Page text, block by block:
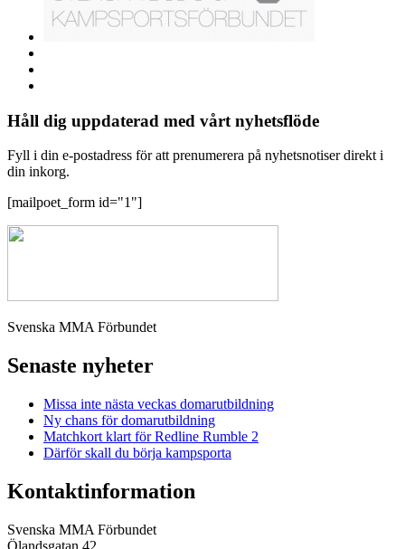
Håll dig uppdaterad med vårt nyhetsflöde
Fyll i din e-postadress för att prenumerera på nyhetsnotiser direkt i
din inkorg.
[mailpoet_form id="1"]
Svenska MMA Förbundet
Senaste nyheter
Missa inte nästa veckas domarutbildning
Ny chans för domarutbildning
Matchkort klart för Redline Rumble 2
Därför skall du börja kampsporta
Kontaktinformation
Svenska MMA Förbundet
Ölandsgatan 42